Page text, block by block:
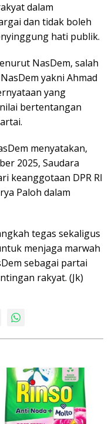
dalam
dan tidak boleh
hati publik.
NasDem, salah
yakni Ahmad
yang
bertentangan
menyatakan,
2025, Saudara
keanggotaan DPR RI
Paloh dalam
tegas sekaligus
menjaga marwah
sebagai partai
rakyat. (Jk)